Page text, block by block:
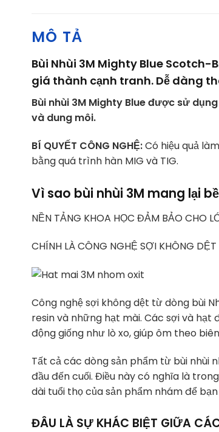
MÔ TẢ
Bùi Nhùi 3M Mighty Blue
giá thành cạnh tranh. Dễ dàng
Bùi nhùi 3M Mighty Blue được sử
và dung môi.
BÍ QUYẾT CÔNG NGHỆ:Có hiệu quả
bằng quá trình hàn MIG và TIG.
Vì sao bùi nhùi 3M mang lại
NỀN TẢNG KHOA HỌC ĐẢM BẢO CHO
CHÍNH LÀ CÔNG NGHỆ SỢI KHÔNG
Công nghệ sợi không dệt từ dòng bùi
resin và những hạt mài. Các sợi và
động giống như lò xo, giúp ôm theo
Tất cả các dòng sản phẩm từ bùi nhùi
đầu đến cuối. Điều này có nghĩa là
dài tuổi thọ của sản phẩm nhám để
ĐÂU LÀ SỰ KHÁC BIỆT GIỮA